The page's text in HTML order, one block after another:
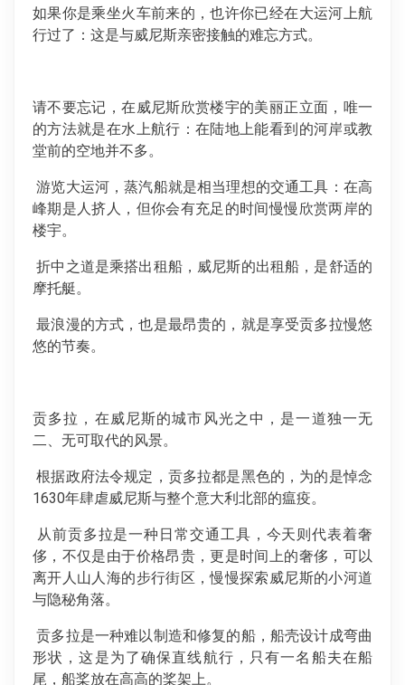
如果你是乘坐火车前来的，也许你已经在大运河上航
行过了：这是与威尼斯亲密接触的难忘方式。
请不要忘记，在威尼斯欣赏楼宇的美丽正立面，唯一
的方法就是在水上航行：在陆地上能看到的河岸或教
堂前的空地并不多。
游览大运河，蒸汽船就是相当理想的交通工具：在高
峰期是人挤人，但你会有充足的时间慢慢欣赏两岸的
楼宇。
折中之道是乘搭出租船，威尼斯的出租船，是舒适的
摩托艇。
最浪漫的方式，也是最昂贵的，就是享受贡多拉慢悠
悠的节奏。
贡多拉，在威尼斯的城市风光之中，是一道独一无
二、无可取代的风景。
根据政府法令规定，贡多拉都是黑色的，为的是悼念
1630年肆虐威尼斯与整个意大利北部的瘟疫。
从前贡多拉是一种日常交通工具，今天则代表着奢
侈，不仅是由于价格昂贵，更是时间上的奢侈，可以
离开人山人海的步行街区，慢慢探索威尼斯的小河道
与隐秘角落。
贡多拉是一种难以制造和修复的船，船壳设计成弯曲
形状，这是为了确保直线航行，只有一名船夫在船
尾，船桨放在高高的桨架上。